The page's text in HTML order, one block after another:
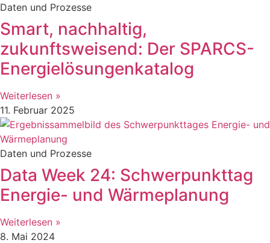
Daten und Prozesse
Smart, nachhaltig,
zukunftsweisend: Der SPARCS-
Energielösungenkatalog
Weiterlesen »
11. Februar 2025
Daten und Prozesse
Data Week 24: Schwerpunkttag
Energie- und Wärmeplanung
Weiterlesen »
8. Mai 2024